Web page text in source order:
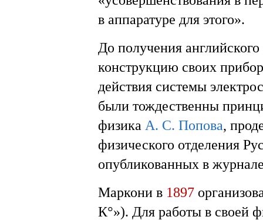
в аппаратуре для этого».
До получения
конструкцию своих
действия системы
были тождественны
физика А. С. Попова,
физического отделения
опубликованных в
Маркони в 1897
К°»). Для работы в своей